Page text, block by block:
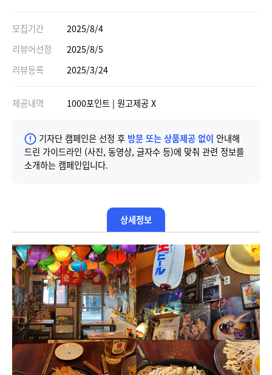
모집기간
2025/8/4
리뷰어선정
2025/8/5
리뷰등록
2025/3/24
제공내역 1000포인트 | 원고제공 X
기자단 캠페인은 선정 후 방문 또는 상품제공 없이 안내해
드린 가이드라인 (사진, 동영상, 글자수 등)에 맞춰 관련 정보를
소개하는 캠페인입니다.
상세정보